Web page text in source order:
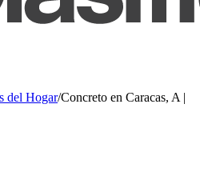
del Hogar/Concreto en Caracas, A |